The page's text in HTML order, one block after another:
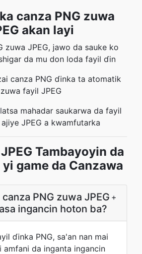
canza PNG zuwa
akan layi
zuwa JPEG, jawo da sauke ko
da mu don loda fayil ɗin
canza PNG ɗinka ta atomatik
zuwa fayil JPEG
mahadar saukarwa da fayil
JPEG a kwamfutarka
Tambayoyin da
game da Canzawa
PNG zuwa JPEG
ingancin hoton ba?
+
ɗinka PNG, sa'an nan mai
amfani da inganta ingancin